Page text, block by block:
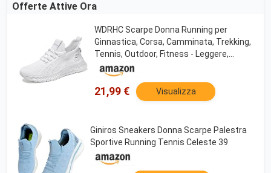
Offerte Attive Ora
WDRHC Scarpe Donna Running per
Ginnastica, Corsa, Camminata, Trekking,
Tennis, Outdoor, Fitness - Leggere,
Traspiranti, Casual Comode per Jogging
21,99 € Visualizza
Giniros Sneakers Donna Scarpe Palestra
Sportive Running Tennis Celeste 39